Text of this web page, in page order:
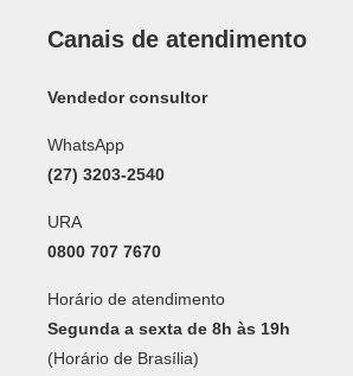
Canais de atendimento
Vendedor consultor
WhatsApp
(27) 3203-2540
URA
0800 707 7670
Horário de atendimento
Segunda a sexta de 8h às 19h
(Horário de Brasília)